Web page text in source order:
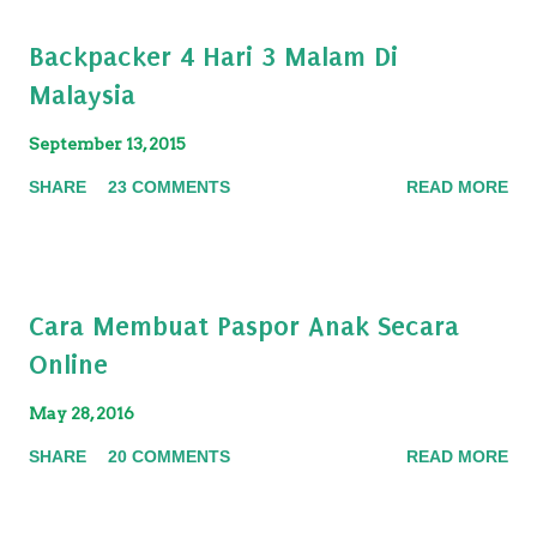
Backpacker 4 Hari 3 Malam Di
Malaysia
September 13, 2015
SHARE 23 COMMENTS READ MORE
Cara Membuat Paspor Anak Secara
Online
May 28, 2016
SHARE 20 COMMENTS READ MORE